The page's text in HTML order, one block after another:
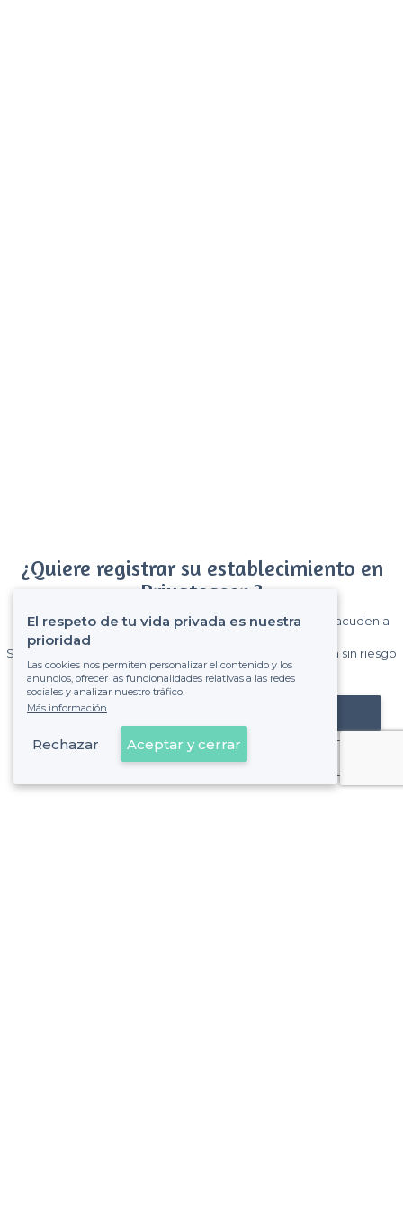
¿Quiere registrar su establecimiento en
Privateaser ?
Gane muchos clientes entre el millón de visitantes que acuden a
Sin comisiones y sin compromiso, pagas una cantidad fija sin riesgo
de ver la factura.
Registrar mi establecimiento
Ya es cliente
El respeto de tu vida privada es nuestra
prioridad
Las cookies nos permiten personalizar el contenido y los
anuncios, ofrecer las funcionalidades relativas a las redes
sociales y analizar nuestro tráfico.
Más información
Rechazar Aceptar y cerrar